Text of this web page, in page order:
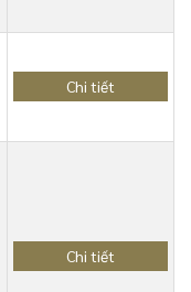
Chi tiết
Chi tiết